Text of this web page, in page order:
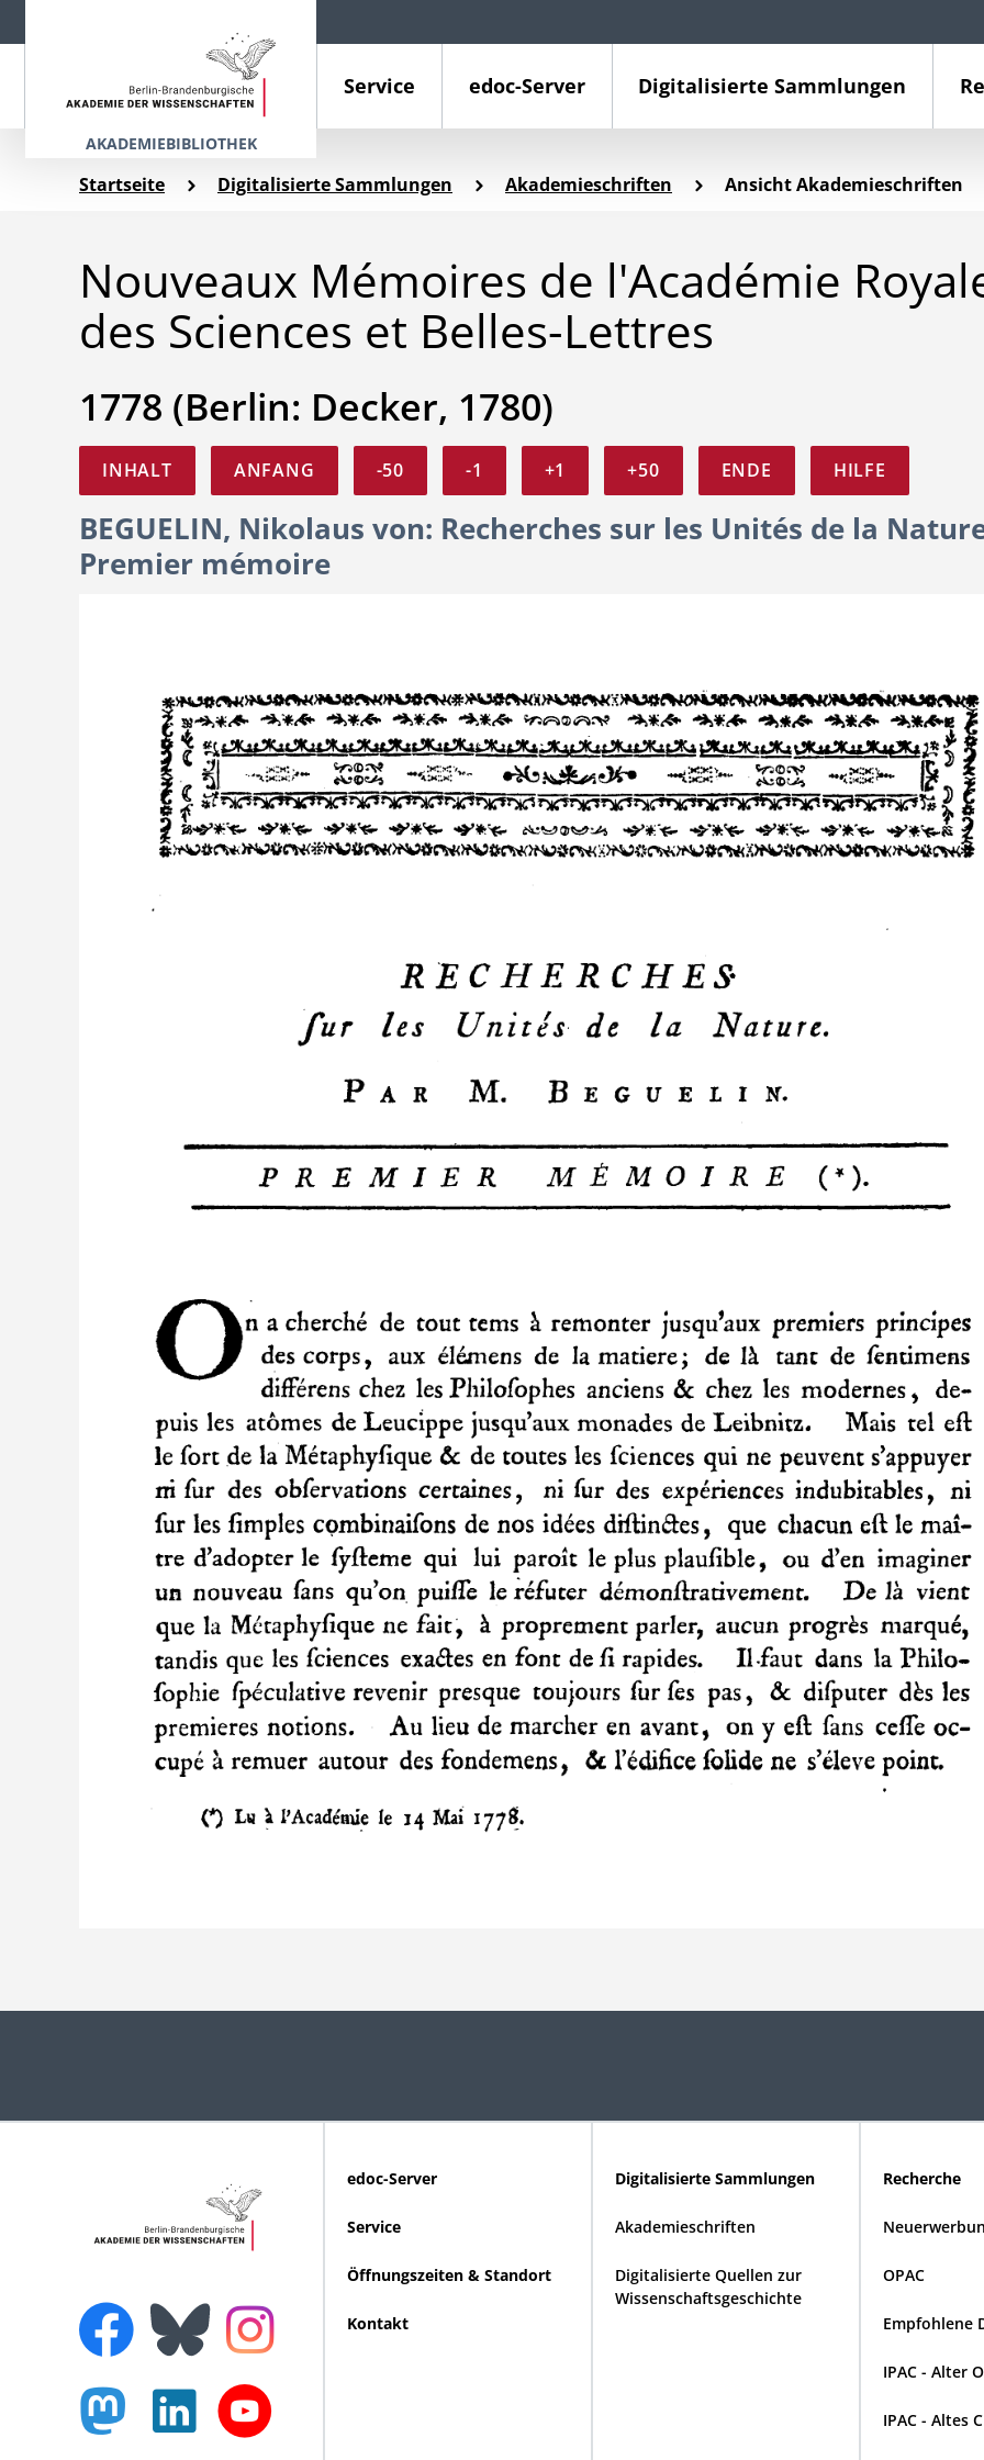
AKADEMIEBIBLIOTHEK
Service edoc-Server Digitalisierte Sammlungen
Startseite Digitalisierte Sammlungen Akademieschriften Ansicht Akademieschriften
Nouveaux Mémoires de l'Académie
des Sciences et Belles-Lettres
1778 (Berlin: Decker, 1780)
INHALT ANFANG -50 -1 +1 +50 ENDE HILFE
BEGUELIN, Nikolaus von: Recherches sur les Unités de la
Premier mémoire
edoc-Server
Service
Öffnungszeiten & Standort
Kontakt
Digitalisierte Sammlungen
Akademieschriften
Digitalisierte Quellen zur
Wissenschaftsgeschichte
Recherche
OPAC
Empfohlene
IPAC - Alter
IPAC - Altes